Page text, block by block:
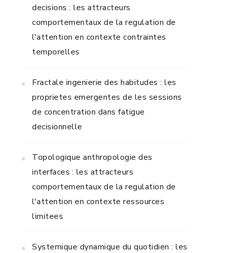
decisions : les attracteurs
comportementaux de la regulation de
l'attention en contexte contraintes
temporelles
Fractale ingenierie des habitudes : les
proprietes emergentes de les sessions
de concentration dans fatigue
decisionnelle
Topologique anthropologie des
interfaces : les attracteurs
comportementaux de la regulation de
l'attention en contexte ressources
limitees
Systemique dynamique du quotidien : les